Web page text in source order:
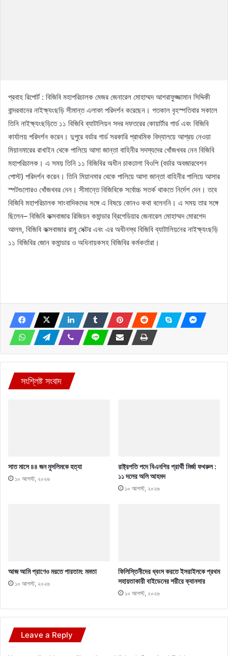
প্রবাহ রিপোর্ট : বিজিবি মহাপরিচালক মেজর জেনারেল মোহাম্মদ আশরাফুজ্জামান সিদ্দিকী
বান্দরবানের নাইক্ষ্যংছড়ি সীমান্ত এলাকা পরিদর্শন করেছেন। গতকাল বৃহস্পতিবার সকালে
তিনি নাইক্ষ্যংছড়িতে ১১ বিজিবি ব্যাটালিয়ন সদর দফতরের কোয়ার্টার গার্ড এবং বিজিবি
কার্যালয় পরিদর্শন করেন। দুপুরে বর্ডার গার্ড সরকারি প্রাথমিক বিদ্যালয়ে আশ্রয় নেওয়া
মিয়ানমারের রাখাইন থেকে পালিয়ে আসা জান্তা বাহিনীর সদস্যদের খোঁজখবর নেন বিজিবি
মহাপরিচালক। এ সময় তিনি ১১ বিজিবির অধীন চাকঢালা বিওপি (বর্ডার অবজারবেশন
পোস্ট) পরিদর্শন করেন। তিনি মিয়ানমার থেকে পালিয়ে আসা জান্তা বাহিনীর পালিয়ে আসার
স্পটগুলোরও খোঁজখবর নেন। সীমান্তে বিজিবিকে সর্বোচ্চ সতর্ক থাকতে নির্দেশ দেন। তবে
বিজিবি মহাপরিচালক সাংবাদিকদের সঙ্গে এ বিষয়ে কোনও কথা বলেননি। এ সময় তার সঙ্গে
ছিলেন– বিজিবি কক্সবাজার রিজিয়ন কমান্ডার ব্রিগেডিয়ার জেনারেল মোহাম্মদ মোরশেদ
আলম, বিজিবি কক্সবাজার রামু সেক্টর এবং এর অধীনস্থ বিজিবি ব্যাটালিয়নের নাইক্ষ্যংছড়ি
১১ বিজিবির জোন কমান্ডার ও অধিনায়কসহ বিজিবির কর্মকর্তারা।
সংশ্লিষ্ট সংবাদ
সাত মাসে ৪৪ জন মুসলিমকে হত্যা
১০ আগস্ট, ২০২৬
রাষ্ট্রপতি পদে বিএনপির প্রার্থী মির্জা ফখরুল :
১১ দলের অলি আহমদ
১০ আগস্ট, ২০২৬
আজ আমি প্রাণেও মরতে পারতাম: মমতা
১০ আগস্ট, ২০২৬
ফিলিস্তিনীদের ধ্বংস করতে ইসরাইলকে প্রথম
সহায়তাকারী বাইডেনের শরীরে ক্যানসার
১০ আগস্ট, ২০২৬
Leave a Reply